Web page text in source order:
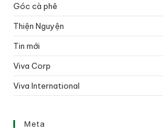
Góc cà phê
Thiện Nguyện
Tin mới
Viva Corp
Viva International
Meta